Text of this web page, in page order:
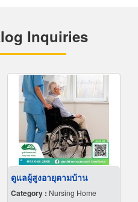
Inquiries
ดูแลผู้สูงอายุตามบ้าน
Category : Nursing Home